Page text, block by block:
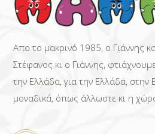
Απο το μακρινό 1985, ο Γιάννης
Στέφανος κι ο Γιάννης,
την Ελλάδα, για την Ελλάδα,
μοναδικά, όπως άλλωστε κι η